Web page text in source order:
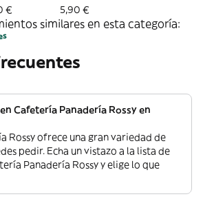
€
Croissant (3
Uds.)
5,90 €
similares en esta categoría:
Cafetería Panadería Rossy en
Rossy ofrece una gran variedad de
pedir. Echa un vistazo a la lista de
Panadería Rossy y elige lo que